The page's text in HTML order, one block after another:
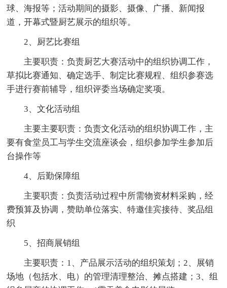
球、海报等；活动期间的摄影、摄像、广播、新闻报
道，开幕式暨厨艺展示的组织等。
2、厨艺比赛组
主要职责：负责厨艺大赛活动中的组织协调工作，
草拟比赛通知、确定选手、制定比赛规程、组织参赛选
手进行赛前辅导，组织评委当场确定奖项。
3、文化活动组
主要主要职责：负责文化活动的组织协调工作，主
要有食堂员工与学生交流座谈会，组织参加学生参加后
台操作等
4、后勤保障组
主要职责：负责活动过程中所需物资材料采购，经
费预算及协调，赞助单位落实、特邀佳宾接待、奖品组
织
5、招商展销组
主要职责：1、产品展示活动的组织策划；2、展销
场地（包括水、电）的管理清理整治、摊点搭建；3、组